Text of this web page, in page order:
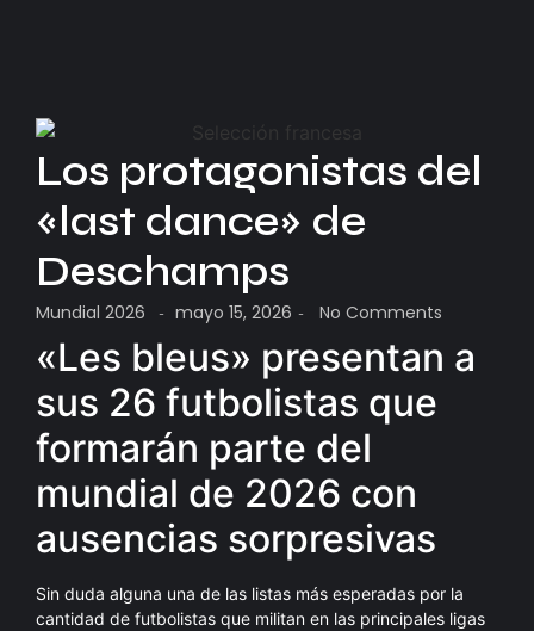
Los protagonistas del
«last dance» de
Deschamps
Mundial 2026 - mayo 15, 2026 - No Comments
«Les bleus» presentan a
sus 26 futbolistas que
formarán parte del
mundial de 2026 con
ausencias sorpresivas
Sin duda alguna una de las listas más esperadas por la
cantidad de futbolistas que militan en las principales ligas